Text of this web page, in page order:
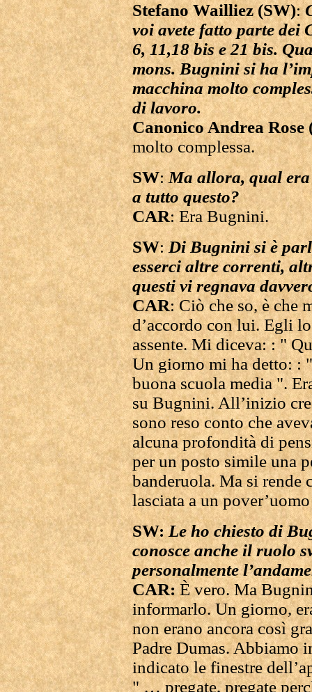
Stefano Wailliez (SW):
voi avete fatto parte dei
6, 11,18 bis e 21 bis.
mons. Bugnini si ha
macchina molto
di lavoro.
Canonico Andrea Rose
molto complessa.
SW:Ma allora, qual
a tutto questo?
CAR: Era Bugnini.
SW:Di Bugnini si è
esserci altre correnti,
questi vi regnava
CAR: Ciò che so, è che
d’accordo con lui. Egli
assente. Mi diceva: : "
Un giorno mi ha detto: :
buona scuola media ".
su Bugnini. All’inizio
sono reso conto che
alcuna profondità di
per un posto simile una
banderuola. Ma si rende
lasciata a un
SW:Le ho chiesto di
conosce anche il ruolo
personalmente
CAR:È vero. Ma
informarlo. Un giorno,
non erano ancora così
Padre Dumas. Abbiamo
indicato le finestre
" … pregate, pregate